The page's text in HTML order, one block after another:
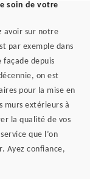
soin de votre
avoir sur notre
par exemple dans
façade depuis
on est
pour la mise en
murs extérieurs à
la qualité de vos
que l’on
Ayez confiance,